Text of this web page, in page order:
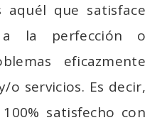
que satisface
a la perfección o
eficazmente
servicios. Es decir,
satisfecho con